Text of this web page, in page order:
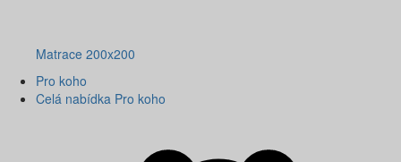
Matrace 200x200
Pro koho
Celá nabídka Pro koho